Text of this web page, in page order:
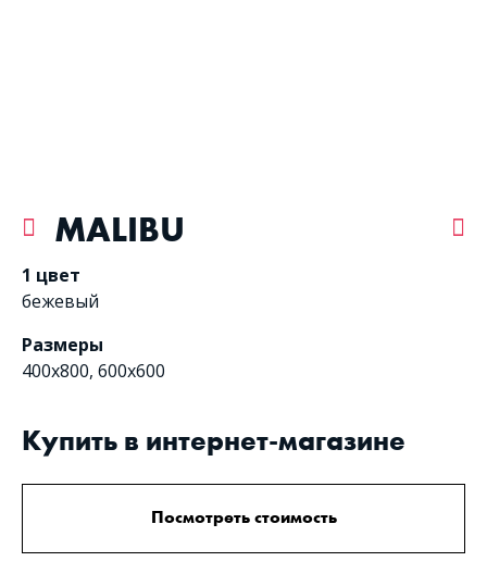
MALIBU
1 цвет
бежевый
Размеры
400x800, 600x600
Купить в интернет-магазине
Посмотреть стоимость